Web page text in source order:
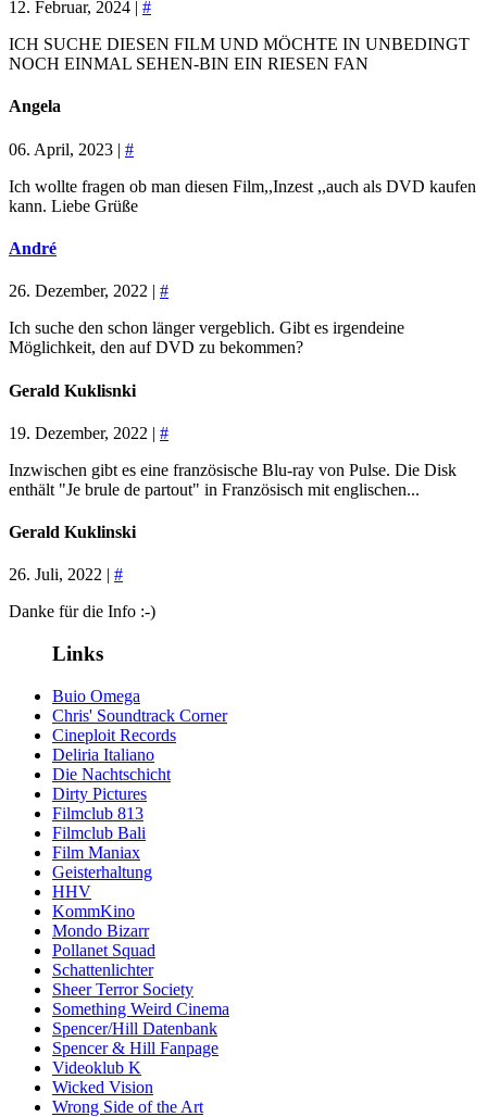
12. Februar, 2024 | #
ICH SUCHE DIESEN FILM UND MÖCHTE IN UNBEDINGT
NOCH EINMAL SEHEN-BIN EIN RIESEN FAN
Angela
06. April, 2023 | #
Ich wollte fragen ob man diesen Film,,Inzest ,,auch als DVD kaufen
kann. Liebe Grüße
André
26. Dezember, 2022 | #
Ich suche den schon länger vergeblich. Gibt es irgendeine
Möglichkeit, den auf DVD zu bekommen?
Gerald Kuklisnki
19. Dezember, 2022 | #
Inzwischen gibt es eine französische Blu-ray von Pulse. Die Disk
enthält "Je brule de partout" in Französisch mit englischen...
Gerald Kuklinski
26. Juli, 2022 | #
Danke für die Info :-)
Links
Buio Omega
Chris' Soundtrack Corner
Cineploit Records
Deliria Italiano
Die Nachtschicht
Dirty Pictures
Filmclub 813
Filmclub Bali
Film Maniax
Geisterhaltung
HHV
KommKino
Mondo Bizarr
Pollanet Squad
Schattenlichter
Sheer Terror Society
Something Weird Cinema
Spencer/Hill Datenbank
Spencer & Hill Fanpage
Videoklub K
Wicked Vision
Wrong Side of the Art